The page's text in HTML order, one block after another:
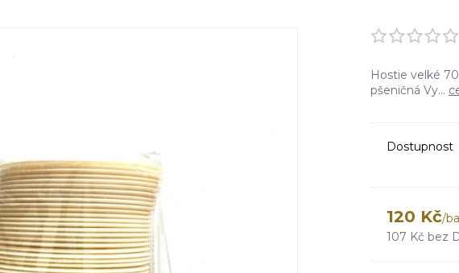
Hostie velké
pšeničná Vy...
Dostupnost
120 Kč/
107 Kč bez